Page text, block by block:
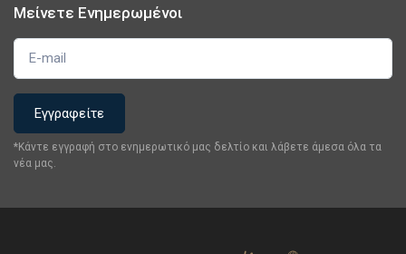
Μείνετε Ενημερωμένοι
*Κάντε εγγραφή στο ενημερωτικό μας δελτίο και λάβετε άμεσα όλα τα
νέα μας.